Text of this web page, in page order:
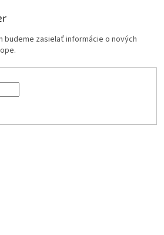
budeme zasielať informácie o nových